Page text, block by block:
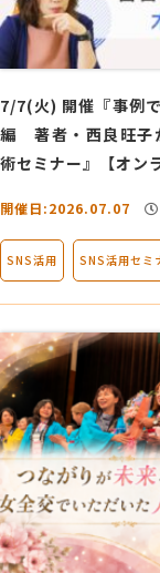
7/7(火) 開催『事例
編 著者・西良旺子
術セミナー』【オン
開催日:2026.07.07
SNS活用 SNS活用セミ